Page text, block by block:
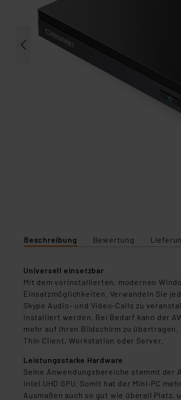
Beschreibung Bewertung
Universell einsetzbar
Mit dem vorinstallierten, modernen
Einsatzmöglichkeiten. Verwandeln Sie
Skype Audio- und Video-Calls zu
installiert werden. Bei Bedarf kann der
mehr auf Ihren Bildschirm zu
Thin Client, Workstation oder Server.
Leistungsstarke Hardware
Seine Anwendungsbereiche stemmt der
Intel UHD GPU. Somit hat der Mini-PC
Ausmaßen auch so gut wie überall